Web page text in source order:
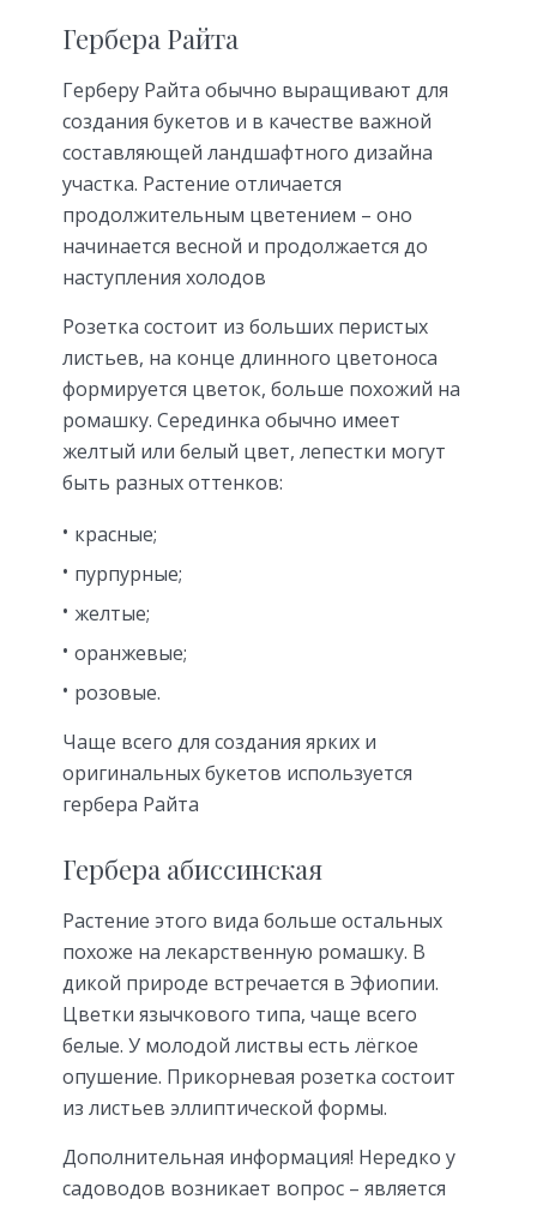
Гербера Райта
Герберу Райта обычно выращивают для
создания букетов и в качестве важной
составляющей ландшафтного дизайна
участка. Растение отличается
продолжительным цветением – оно
начинается весной и продолжается до
наступления холодов
Розетка состоит из больших перистых
листьев, на конце длинного цветоноса
формируется цветок, больше похожий на
ромашку. Серединка обычно имеет
желтый или белый цвет, лепестки могут
быть разных оттенков:
красные;
пурпурные;
желтые;
оранжевые;
розовые.
Чаще всего для создания ярких и
оригинальных букетов используется
гербера Райта
Гербера абиссинская
Растение этого вида больше остальных
похоже на лекарственную ромашку. В
дикой природе встречается в Эфиопии.
Цветки язычкового типа, чаще всего
белые. У молодой листвы есть лёгкое
опушение. Прикорневая розетка состоит
из листьев эллиптической формы.
Дополнительная информация! Нередко у
садоводов возникает вопрос – является